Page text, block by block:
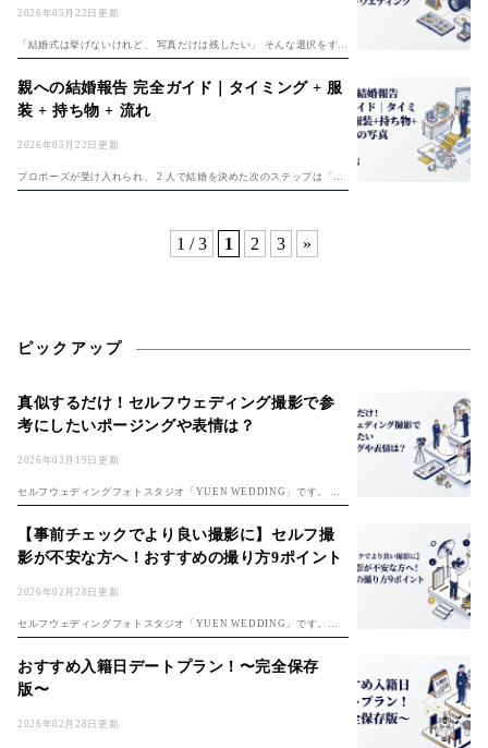
2026年05月22日更新
「結婚式は挙げないけれど、 写真だけは残したい」 そんな選択をする
カップルが急増しています。 結婚式・披露宴の代わりに「フォトウェ
ディングのみ」 を選ぶ理由は、 費用・時間・コロナ禍以降の価値観変
化な...
2026年05月22日更新
親への結婚報告 完全ガイド｜タイミング + 服
装 + 持ち物 + 流れ
プロポーズが受け入れられ、 2 人で結婚を決めた次のステップは「双
方の親への結婚報告」 です。 結婚は 2 人の意思で決められる時代に
1 / 3 1 2 3 »
ピックアップ
2026年03月19日更新
真似するだけ！セルフウェディング撮影で参
考にしたいポージングや表情は？
セルフウェディングフォトスタジオ「YUEN WEDDING」です。 初
めてのセルフフォト！準備は「セルフ前撮り完全ガイド」、費用は
「フォトウェディング費用ガイド」もチェック。 楽しみな反面、 ・ど
んな...
2026年02月28日更新
【事前チェックでより良い撮影に】セルフ撮
影が不安な方へ！おすすめの撮り方9ポイント
セルフウェディングフォトスタジオ「YUEN WEDDING」です。セ
ルフ前撮りのコツは「セルフ前撮り完全ガイド」もご覧ください。 セ
ルフ撮影は自分たちで思い通りの撮影ができる反面、上手く撮れるか
不安な...
2026年02月28日更新
おすすめ入籍日デートプラン！〜完全保存
版〜